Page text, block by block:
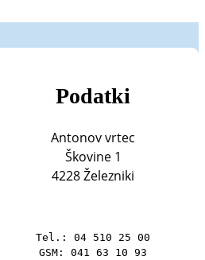
Podatki
Antonov vrtec
Škovine 1
4228 Železniki
Tel.: 04 510 25 00
GSM: 041 63 10 93